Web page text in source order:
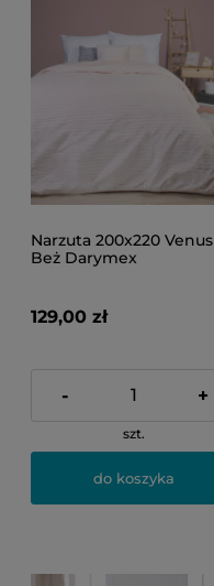
Narzuta 200x220 Venus
Beż Darymex
129,00 zł
- +
szt.
do koszyka